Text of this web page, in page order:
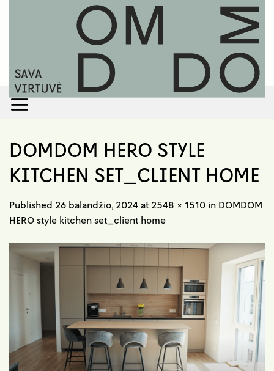
DOMDOM HERO STYLE
KITCHEN SET_CLIENT HOME
Published 26 balandžio, 2024 at 2548 × 1510 in DOMDOM
HERO style kitchen set_client home